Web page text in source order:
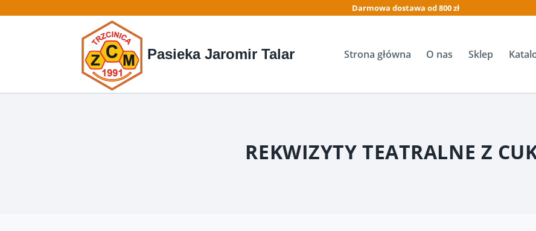
Darmowa dostawa od 800 zł
Pasieka Jaromir Talar Strona główna O nas Sklep
REKWIZYTY TEATRALNE Z